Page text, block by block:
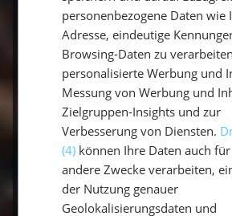
Themengebiet. Die Fotografie
umfangreiches Themengebiet,
insbesondere für Laien schwer
Die meisten
vollautomatisch. Das hat den
quasi einfach drauf los
Im Anschluss lässt sich die
Display betrachten. Für die
Spiegelreflexkameras gibt
Objektive. Professionelle
personenbezogene Daten wie
Adresse, eindeutige
Browsing-Daten zu
personalisierte Werbung und
Messung von Werbung und
Zielgruppen-Insights und zur
Verbesserung von Diensten.
(4) können Ihre Daten auch
andere Zwecke verarbeiten,
der Nutzung genauer
Geolokalisierungsdaten und